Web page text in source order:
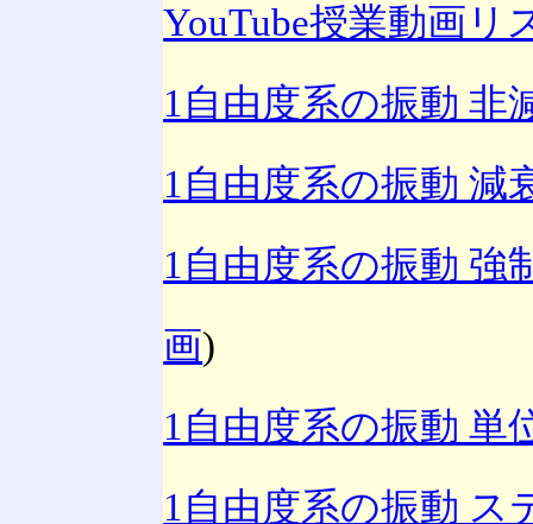
YouTube授業動画リ
1自由度系の振動 非
1自由度系の振動 減
1自由度系の振動 強
画)
1自由度系の振動 単
1自由度系の振動 ス